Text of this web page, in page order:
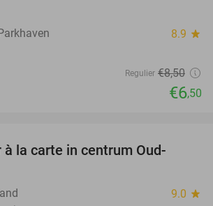
8.9 star
Regulier €8,50
€6,50
la carte in centrum Oud-
9.0 star